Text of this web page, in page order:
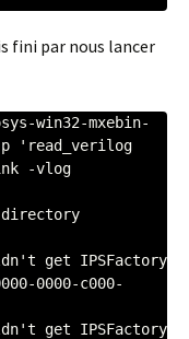
fini par nous lancer
win32-mxebin-
'read_verilog
-vlog
get IPSFactory
0000-c000-
get IPSFactory